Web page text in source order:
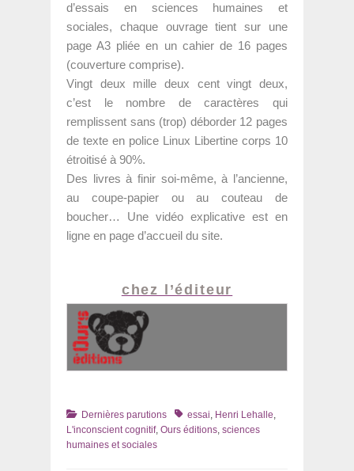
d’essais en sciences humaines et
sociales, chaque ouvrage tient sur une
page A3 pliée en un cahier de 16 pages
(couverture comprise).
Vingt deux mille deux cent vingt deux,
c’est le nombre de caractères qui
remplissent sans (trop) déborder 12 pages
de texte en police Linux Libertine corps 10
étroitisé à 90%.
Des livres à finir soi-même, à l’ancienne,
au coupe-papier ou au couteau de
boucher… Une vidéo explicative est en
ligne en page d’accueil du site.
chez l’éditeur
Catégories
Dernières parutions Tagsessai Henri Lehalle
L'inconscient cognitif, Ours éditions sciences
humaines et sociales